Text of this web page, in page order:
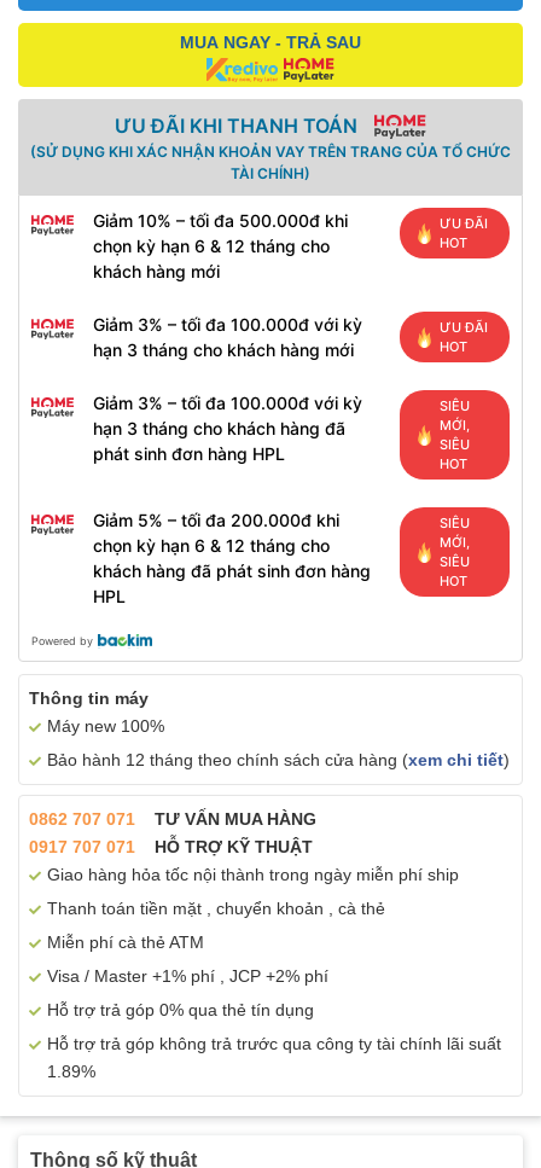
MUA NGAY - TRẢ SAU
ƯU ĐÃI KHI THANH TOÁN
(SỬ DỤNG KHI XÁC NHẬN KHOẢN VAY TRÊN TRANG CỦA TỔ CHỨC
TÀI CHÍNH)
Giảm 10% – tối đa 500.000đ khi
chọn kỳ hạn 6 & 12 tháng cho
khách hàng mới
ƯU ĐÃI
HOT
Giảm 3% – tối đa 100.000đ với kỳ
hạn 3 tháng cho khách hàng mới
ƯU ĐÃI
HOT
Giảm 3% – tối đa 100.000đ với kỳ
hạn 3 tháng cho khách hàng đã
phát sinh đơn hàng HPL
SIÊU
MỚI,
SIÊU
HOT
Giảm 5% – tối đa 200.000đ khi
chọn kỳ hạn 6 & 12 tháng cho
khách hàng đã phát sinh đơn hàng
HPL
SIÊU
MỚI,
SIÊU
HOT
Powered by
Thông tin máy
Máy new 100%
Bảo hành 12 tháng theo chính sách cửa hàng (xem chi tiết)
0862 707 071
TƯ VẤN MUA HÀNG
0917 707 071
HỖ TRỢ KỸ THUẬT
Giao hàng hỏa tốc nội thành trong ngày miễn phí ship
Thanh toán tiền mặt , chuyển khoản , cà thẻ
Miễn phí cà thẻ ATM
Visa / Master +1% phí , JCP +2% phí
Hỗ trợ trả góp 0% qua thẻ tín dụng
Hỗ trợ trả góp không trả trước qua công ty tài chính lãi suất
1.89%
Thông số kỹ thuật